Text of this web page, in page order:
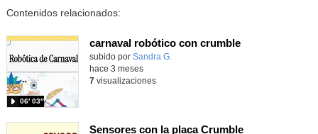
Contenidos relacionados:
carnaval robótico con crumble
Contenido educativo.
subido por Sandra G.
06′ 03″
hace 3 meses
7visualizaciones
Sensores con la placa Crumble